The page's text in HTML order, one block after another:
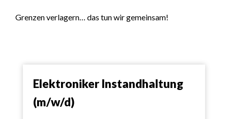
Grenzen verlagern… das tun wir gemeinsam!
Elektroniker Instandhaltung
(m/w/d)